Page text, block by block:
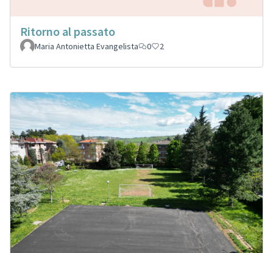
Ritorno al passato
Maria Antonietta Evangelista 0 2